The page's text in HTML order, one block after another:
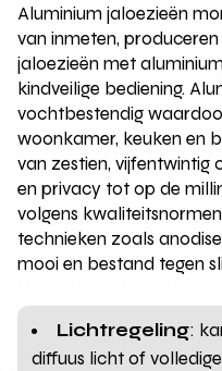
Aluminium jaloezieën
van inmeten,
jaloezieën met
kindveilige bediening.
vochtbestendig
woonkamer, keuken en
van zestien, vijfentwintig
en privacy tot op de
volgens
technieken zoals
mooi en bestand tegen
Lichtregeling:
diffuus licht of